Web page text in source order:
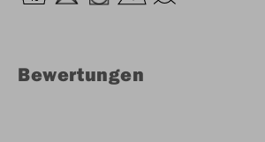
Bewertungen